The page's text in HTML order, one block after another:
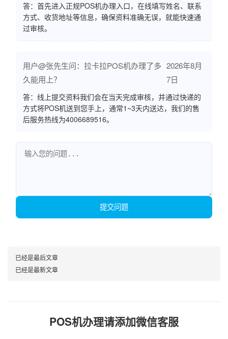
答：首先进入正规POS机办理入口，在线填写姓名、联系
方式、收货地址等信息，确保资料准确无误，就能快速通
过审核。
用户@张先生问：拉卡拉POS机办理了多
久能用上？
2026年8月
7日
答：线上提交资料我们会在当天完成审核，并通过快递的
方式将POS机送到您手上，通常1~3天内送达，我们的售
后服务热线为4006689516。
提交问题
已经是最后文章
已经是最新文章
POS机办理请添加微信客服